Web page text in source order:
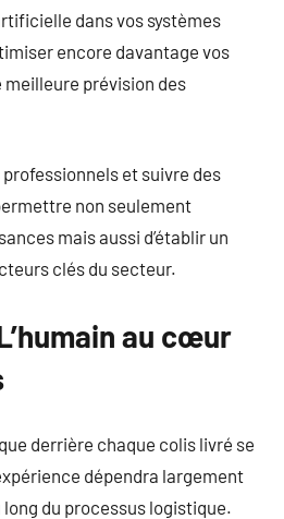
dans vos systèmes
encore davantage vos
prévision des
et suivre des
non seulement
mais aussi d’établir un
clés du secteur.
au cœur
derrière chaque colis livré se
dépendra largement
du processus logistique.